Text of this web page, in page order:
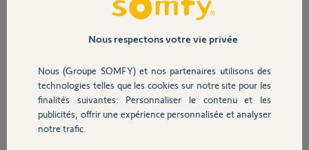
Sécurité
Domotique
Suite à une modification d'adresse email sur ma box je n'arrive plus a
je n'ai plus accès a celle ci. Pourriez vous la reseter pour que je refasse
PIN: 2015-9802-0380
Merci,
j V.
Nous respectons votre vie privée
Nous (Groupe SOMFY) et nos partenaires utilisons des
technologies telles que les cookies sur notre site pour les
finalités suivantes: Personnaliser le contenu et les
publicités, offrir une expérience personnalisée et analyser
notre trafic.